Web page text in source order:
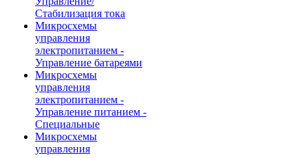
Стабилизация тока
Микросхемы
управления
электропитанием -
Управление батареями
Микросхемы
управления
электропитанием -
Управление питанием -
Специальные
Микросхемы
управления